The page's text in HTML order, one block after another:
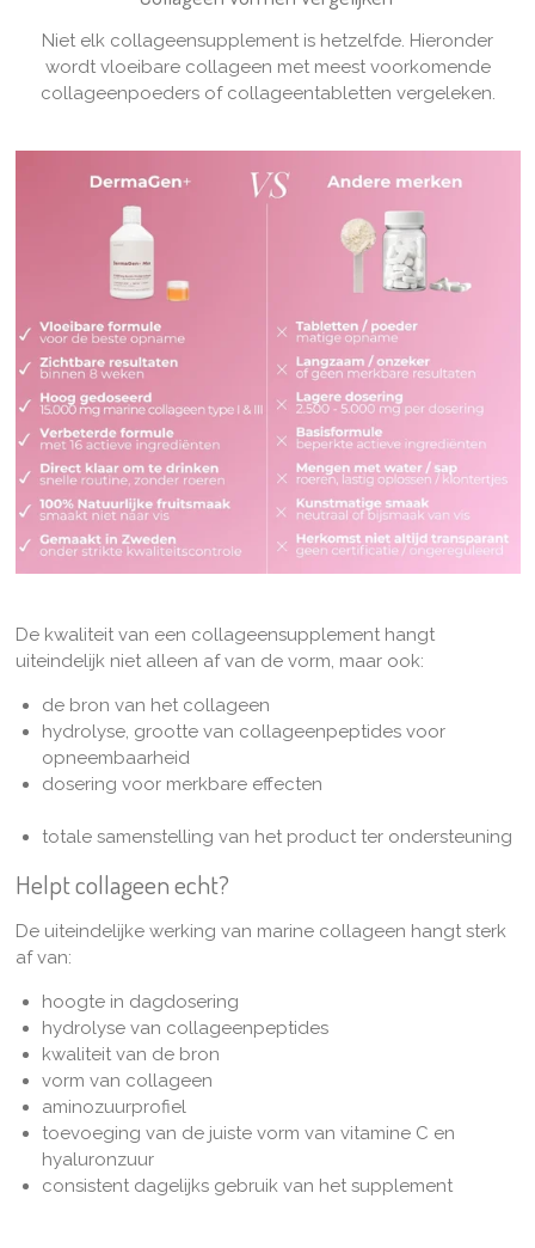
Niet elk collageensupplement is hetzelfde. Hieronder
wordt vloeibare collageen met meest voorkomende
collageenpoeders of collageentabletten vergeleken.
De kwaliteit van een collageensupplement hangt
uiteindelijk niet alleen af van de vorm, maar ook:
de bron van het collageen
hydrolyse, grootte van collageenpeptides voor
opneembaarheid
dosering voor merkbare effecten
totale samenstelling van het product ter ondersteuning
Helpt collageen echt?
De uiteindelijke werking van marine collageen hangt sterk
af van:
hoogte in dagdosering
hydrolyse van collageenpeptides
kwaliteit van de bron
vorm van collageen
aminozuurprofiel
toevoeging van de juiste vorm van vitamine C en
hyaluronzuur
consistent dagelijks gebruik van het supplement